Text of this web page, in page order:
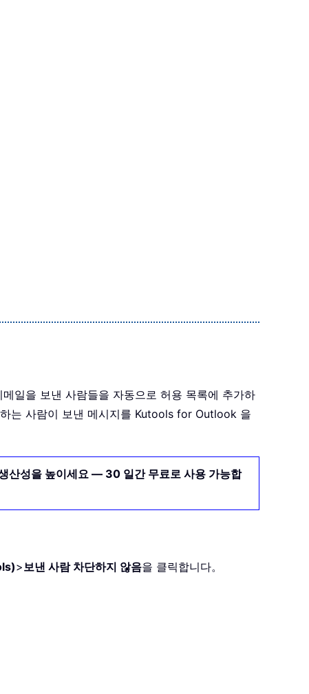
일을 보낸 사람들을 자동으로 허용 목록에 추가하
는 사람이 보낸 메시지를 Kutools for Outlook 을
산성을 높이세요 — 30 일간 무료로 사용 가능합
>보낸 사람 차단하지 않음을 클릭합니다。